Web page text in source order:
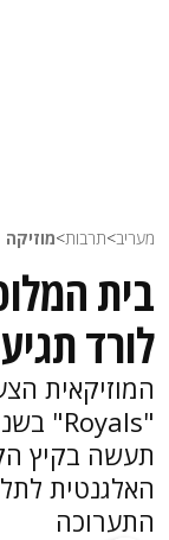
מעריב>תרבות>מוזיקה
בית
לורד
המוזיקאית
תעשה בקיץ
האלגנטית
התערוכה